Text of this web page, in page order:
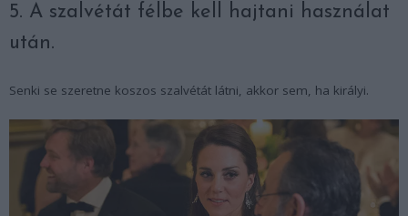
5. A szalvétát félbe kell hajtani használat
után.
Senki se szeretne koszos szalvétát látni, akkor sem, ha királyi.